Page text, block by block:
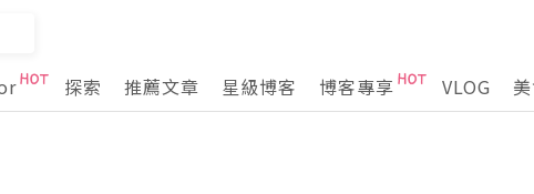
探索 推薦文章 星級博客 博客專享 VLOG